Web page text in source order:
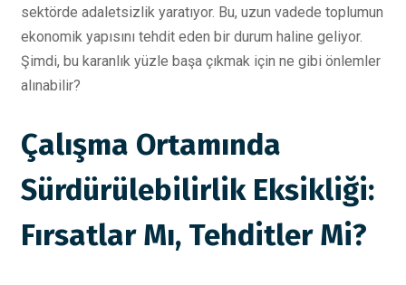
sektörde adaletsizlik yaratıyor. Bu, uzun vadede toplumun
ekonomik yapısını tehdit eden bir durum haline geliyor.
Şimdi, bu karanlık yüzle başa çıkmak için ne gibi önlemler
alınabilir?
Çalışma Ortamında
Sürdürülebilirlik Eksikliği:
Fırsatlar Mı, Tehditler Mi?